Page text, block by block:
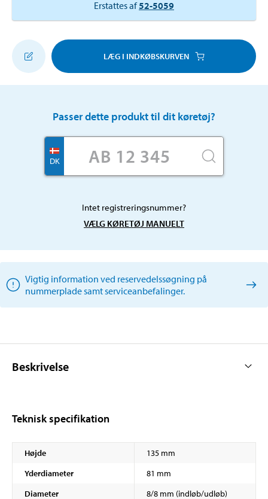
Erstattes af52-5059
LÆG I INDKØBSKURVEN
Passer dette produkt til dit køretøj?
DK
Intet registreringsnummer?
VÆLG KØRETØJ MANUELT
Vigtig information ved reservedelssøgning på
nummerplade samt serviceanbefalinger.
Beskrivelse
Teknisk specifikation
Højde
135 mm
Yderdiameter
81 mm
Diameter
8/8 mm (indløb/udløb)